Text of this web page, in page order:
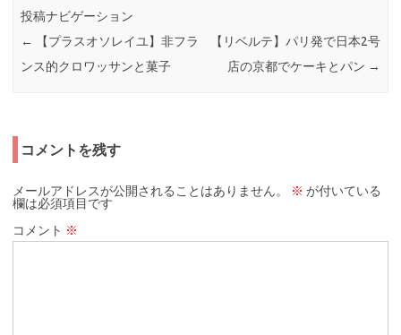
投稿ナビゲーション
←
【プラスオソレイユ】非フラ
ンス的クロワッサンと菓子
【リベルテ】パリ発で日本2号
店の京都でケーキとパン →
コメントを残す
メールアドレスが公開されることはありません。 ※ が付いている
欄は必須項目です
コメント ※